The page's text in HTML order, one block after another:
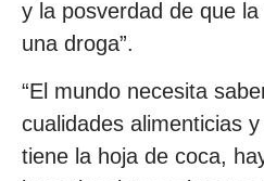
y la posverdad de que
una droga”.
“El mundo necesita
cualidades alimenticias
tiene la hoja de coca,